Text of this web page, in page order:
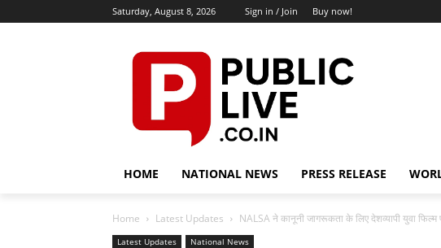
Saturday, August 8, 2026 Sign in / Join Buy now!
HOME NATIONAL NEWS PRESS RELEASE
Home Latest Updates NALSA ने कानूनी जागरूकता के लिए देशव्यापी युवा फिल्म
Latest Updates National News